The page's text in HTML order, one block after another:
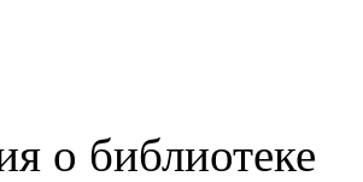
о библиотеке